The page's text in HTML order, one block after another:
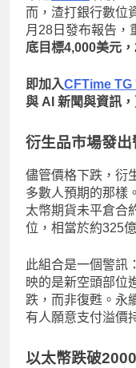
而，渣打銀行數位
月28日發布報告，
底目標4,000美元
即加入CFTime TG
與 AI 新聞與資訊
衍生品市場發
儘管價格下跌，
多數人預期的那樣。
太幣期貨未平倉合
位，相當於約325
此組合是一個警訊
映的是新空頭部
跌，而非復甦。永
有人願意支付溢價
以太幣跌破